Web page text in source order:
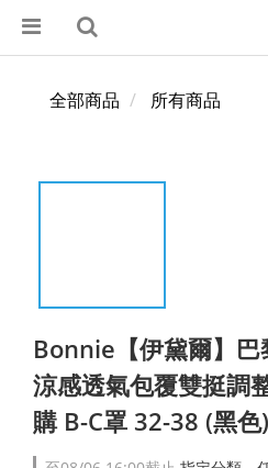
全部商品 所有商品
Bonnie【伊黛爾】巴
涼感透氣包覆雙挺調
購 B-C罩 32-38 (黑色